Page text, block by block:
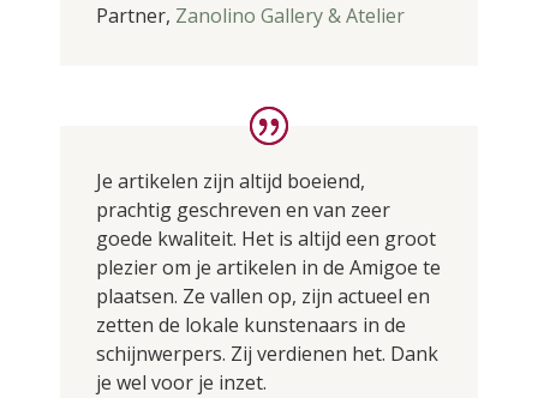
Partner, Zanolino Gallery & Atelier
Je artikelen zijn altijd boeiend,
prachtig geschreven en van zeer
goede kwaliteit. Het is altijd een groot
plezier om je artikelen in de Amigoe te
plaatsen. Ze vallen op, zijn actueel en
zetten de lokale kunstenaars in de
schijnwerpers. Zij verdienen het. Dank
je wel voor je inzet.